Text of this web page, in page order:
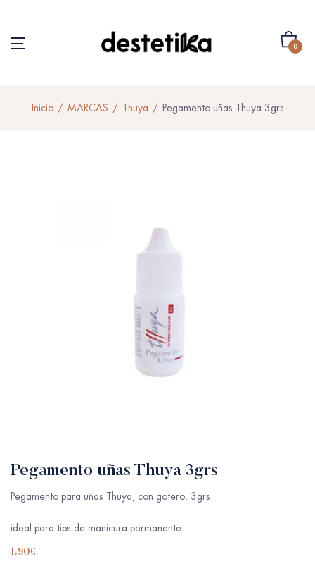
0
Inicio MARCAS Thuya Pegamento uñas Thuya 3grs
Pegamento uñas Thuya 3grs
Pegamento para uñas Thuya, con gotero. 3grs.
ideal para tips de manicura permanente.
1.90€